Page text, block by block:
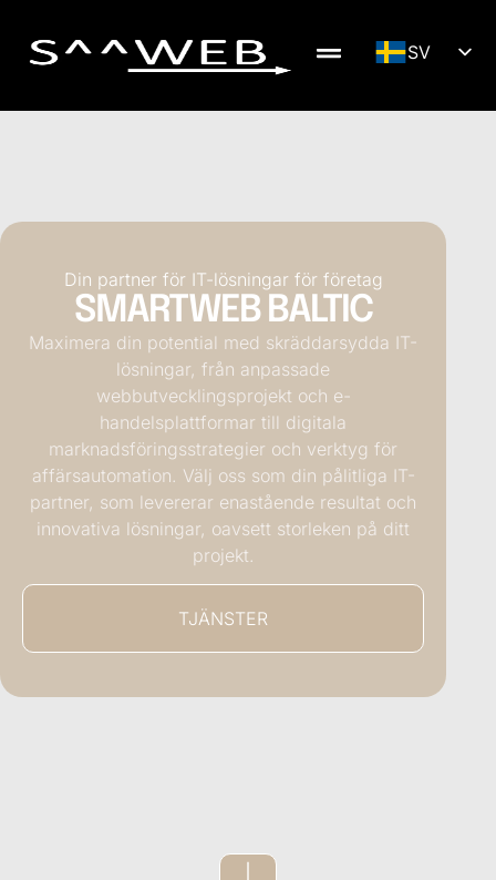
SV
ET
Din partner för IT-lösningar för företag
SMARTWEB BALTIC
Maximera din potential med skräddarsydda IT-
lösningar, från anpassade
webbutvecklingsprojekt och e-
handelsplattformar till digitala
marknadsföringsstrategier och verktyg för
affärsautomation. Välj oss som din pålitliga IT-
partner, som levererar enastående resultat och
innovativa lösningar, oavsett storleken på ditt
projekt.
TJÄNSTER